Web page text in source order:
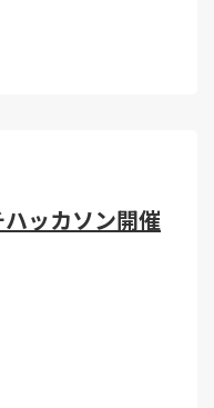
ハッカソン開催